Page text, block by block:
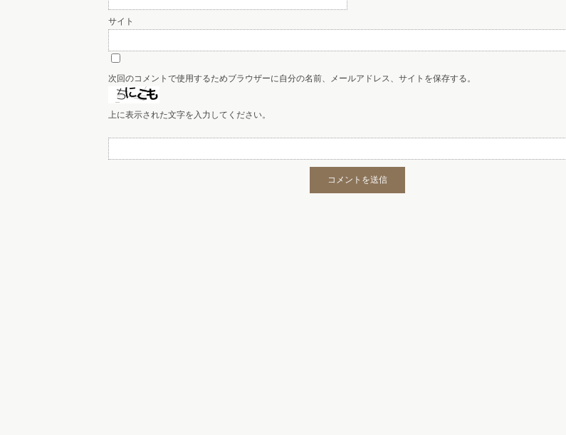
サイト
次回のコメントで使用するためブラウザーに自分の名前、メールアドレス、サイトを保存する。
上に表示された文字を入力してください。